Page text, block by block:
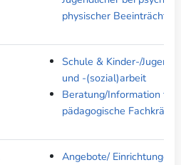
physischer
Schule & Kinder-/
und -(sozial)arbeit
Beratung/Information für
pädagogische Fachkräfte
Angebote/ Einrichtungen -